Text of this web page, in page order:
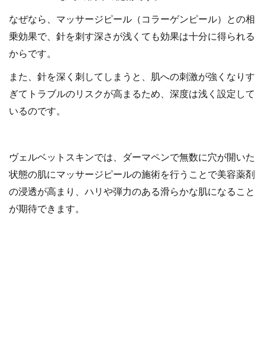
なぜなら、マッサージピール（コラーゲンピール）との相
乗効果で、針を刺す深さが浅くても効果は十分に得られる
からです。
また、針を深く刺してしまうと、肌への刺激が強くなりす
ぎてトラブルのリスクが高まるため、深度は浅く設定して
いるのです。
ヴェルベットスキンでは、ダーマペンで無数に穴が開いた
状態の肌にマッサージピールの施術を行うことで美容薬剤
の浸透が高まり、ハリや弾力のある滑らかな肌になること
が期待できます。